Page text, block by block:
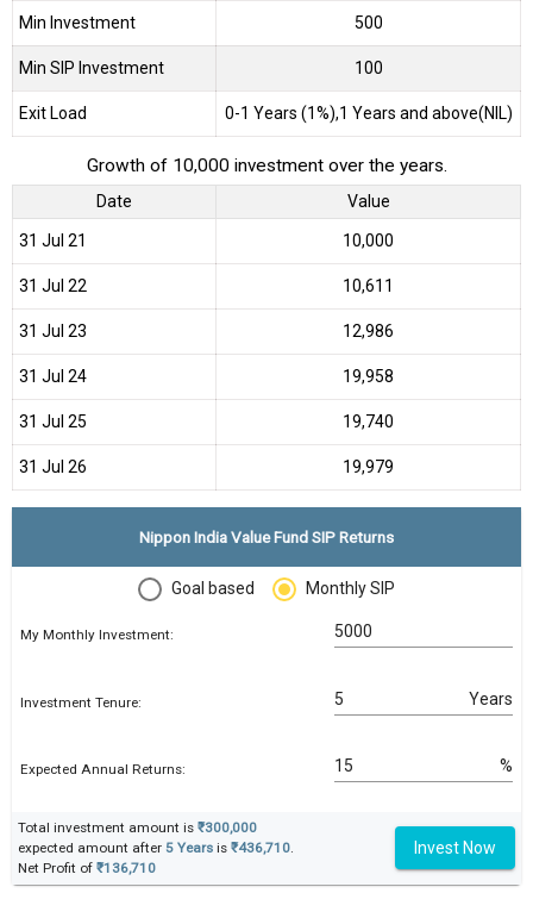
Min Investment 500
Min SIP Investment 100
Exit Load 0-1 Years (1%),1 Years and above(NIL)
Growth of 10,000 investment over the years.
Date Value
31 Jul 21 ₹10,000
31 Jul 22 ₹10,611
31 Jul 23 ₹12,986
31 Jul 24 ₹19,958
31 Jul 25 ₹19,740
31 Jul 26 ₹19,979
Nippon India Value Fund SIP Returns
Goal based Monthly SIP
My Monthly Investment:
Investment Tenure: Years
Expected Annual Returns: %
Total investment amount is ₹300,000
expected amount after 5 Years is ₹436,710.
Net Profit of ₹136,710
Invest Now